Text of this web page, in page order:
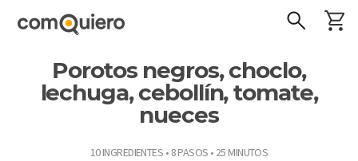
Porotos negros, choclo,
lechuga, cebollín, tomate,
nueces
10 INGREDIENTES • 8 PASOS • 25 MINUTOS